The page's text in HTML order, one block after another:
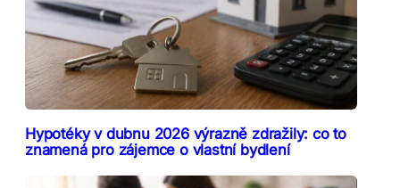
Hypotéky v dubnu 2026 výrazně zdražily: co to
znamená pro zájemce o vlastní bydlení